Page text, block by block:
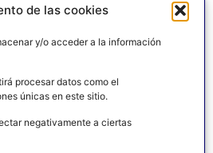
de las cookies
y/o acceder a la información
procesar datos como el
únicas en este sitio.
negativamente a ciertas